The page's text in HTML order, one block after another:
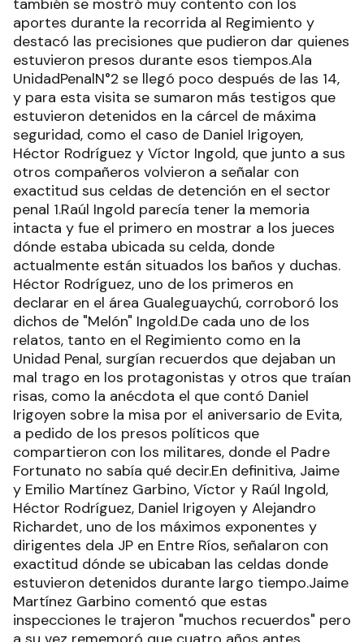
también se mostró muy contento con los
aportes durante la recorrida al Regimiento y
destacó las precisiones que pudieron dar quienes
estuvieron presos durante esos tiempos.Ala
UnidadPenalN°2 se llegó poco después de las 14,
y para esta visita se sumaron más testigos que
estuvieron detenidos en la cárcel de máxima
seguridad, como el caso de Daniel Irigoyen,
Héctor Rodríguez y Víctor Ingold, que junto a sus
otros compañeros volvieron a señalar con
exactitud sus celdas de detención en el sector
penal 1.Raúl Ingold parecía tener la memoria
intacta y fue el primero en mostrar a los jueces
dónde estaba ubicada su celda, donde
actualmente están situados los baños y duchas.
Héctor Rodríguez, uno de los primeros en
declarar en el área Gualeguaychú, corroboró los
dichos de "Melón" Ingold.De cada uno de los
relatos, tanto en el Regimiento como en la
Unidad Penal, surgían recuerdos que dejaban un
mal trago en los protagonistas y otros que traían
risas, como la anécdota el que contó Daniel
Irigoyen sobre la misa por el aniversario de Evita,
a pedido de los presos políticos que
compartieron con los militares, donde el Padre
Fortunato no sabía qué decir.En definitiva, Jaime
y Emilio Martínez Garbino, Víctor y Raúl Ingold,
Héctor Rodríguez, Daniel Irigoyen y Alejandro
Richardet, uno de los máximos exponentes y
dirigentes dela JP en Entre Ríos, señalaron con
exactitud dónde se ubicaban las celdas donde
estuvieron detenidos durante largo tiempo.Jaime
Martínez Garbino comentó que estas
inspecciones le trajeron "muchos recuerdos" pero